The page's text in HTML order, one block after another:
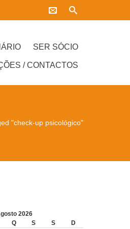
SER SÓCIO
/ CONTACTOS
"check-up psicológico"
2026
Q S S
D